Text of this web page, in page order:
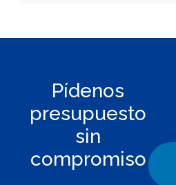
Pídenos
presupuesto
sin
compromiso